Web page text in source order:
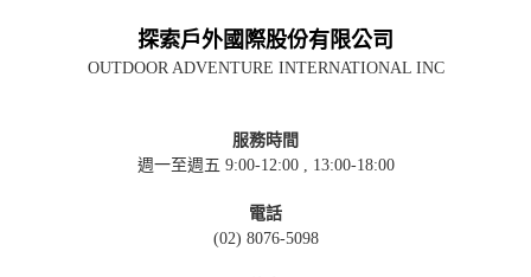
探索戶外國際股份有限公司
OUTDOOR ADVENTURE INTERNATIONAL INC
服務時間
週一至週五 9:00-12:00 , 13:00-18:00
電話
(02) 8076-5098